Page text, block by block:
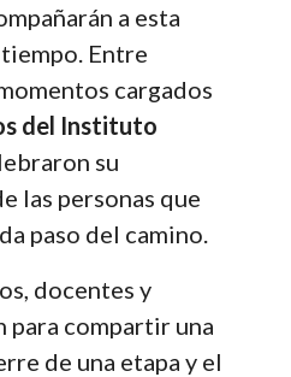
a esta
Entre
cargados
del Instituto
su
las personas que
paso del camino.
docentes y
compartir una
de una etapa y el